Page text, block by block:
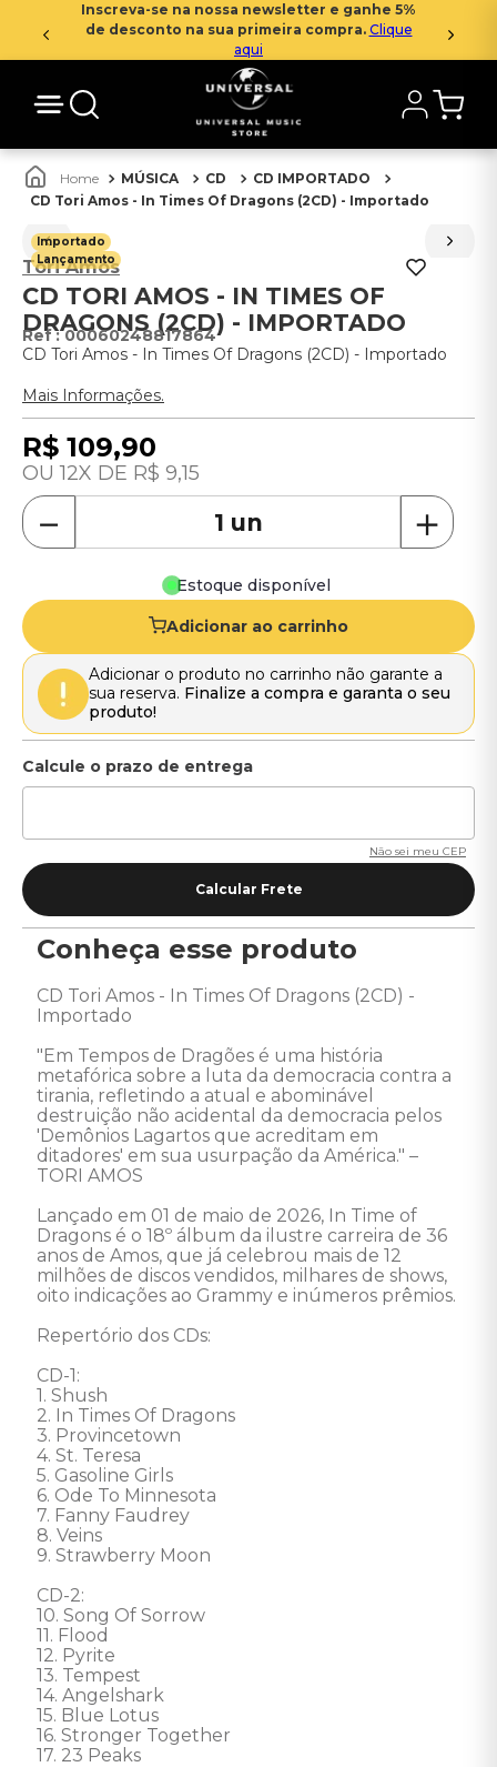
Inscreva-se na nossa newsletter e ganhe 5%
de desconto na sua primeira compra. Clique
aqui
MÚSICA CD
CD IMPORTADO
CD Tori Amos - In Times Of Dragons (2CD) - Importado
Importado
Lançamento
Tori Amos
CD TORI AMOS - IN TIMES OF
DRAGONS (2CD) - IMPORTADO
:00060248817864
CD Tori Amos - In Times Of Dragons (2CD) - Importado
Mais Informações.
R$ 109,90
12 R$ 9,15
＋
－
Estoque disponível
Adicionar ao carrinho
Adicionar o produto no carrinho não garante a
sua reserva. Finalize a compra e garanta o seu
produto!
Não sei meu CEP
Conheça esse produto
CD Tori Amos - In Times Of Dragons (2CD) -
Importado
"Em Tempos de Dragões é uma história
metafórica sobre a luta da democracia contra a
tirania, refletindo a atual e abominável
destruição não acidental da democracia pelos
'Demônios Lagartos que acreditam em
ditadores' em sua usurpação da América." –
TORI AMOS
Lançado em 01 de maio de 2026, In Time of
Dragons é o 18º álbum da ilustre carreira de 36
anos de Amos, que já celebrou mais de 12
milhões de discos vendidos, milhares de shows,
oito indicações ao Grammy e inúmeros prêmios.
Repertório dos CDs:
CD-1:
1. Shush
2. In Times Of Dragons
3. Provincetown
4. St. Teresa
5. Gasoline Girls
6. Ode To Minnesota
7. Fanny Faudrey
8. Veins
9. Strawberry Moon
CD-2:
10. Song Of Sorrow
11. Flood
12. Pyrite
13. Tempest
14. Angelshark
15. Blue Lotus
16. Stronger Together
17. 23 Peaks